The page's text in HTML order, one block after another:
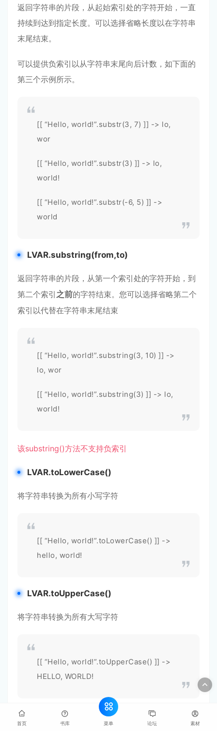
返回字符串的片段，从起始索引处的字符开始，一直
持续到达到指定长度。可以选择省略长度以在字符串
末尾结束。
可以提供负索引以从字符串末尾向后计数，如下面的
第三个示例所示。
[[ “Hello, world!”.substr(3, 7) ]] -> lo,
wor
[[ “Hello, world!”.substr(3) ]] -> lo,
world!
[[ “Hello, world!”.substr(-6, 5) ]] ->
world
LVAR.substring(from,to)
返回字符串的片段，从第一个索引处的字符开始，到
第二个索引 之前的字符结束。您可以选择省略第二个
索引以代替在字符串末尾结束
[[ “Hello, world!”.substring(3, 10) ]] ->
lo, wor
[[ “Hello, world!”.substring(3) ]] -> lo,
world!
该substring()方法不支持负索引
LVAR.toLowerCase()
将字符串转换为所有小写字符
[[ “Hello, world!”.toLowerCase() ]] ->
hello, world!
LVAR.toUpperCase()
将字符串转换为所有大写字符
[[ “Hello, world!”.toUpperCase() ]] ->
HELLO, WORLD!
LVAR.trim()
首页 书库 菜单 论坛 素材